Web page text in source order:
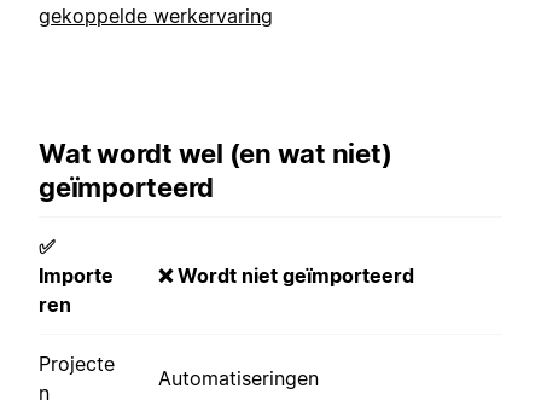
gekoppelde werkervaring
Wat wordt wel (en wat niet)
geïmporteerd
✅
Importe
ren
❌ Wordt niet geïmporteerd
Projecte
n
Automatiseringen